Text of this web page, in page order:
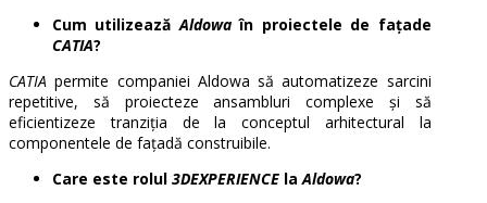
Cum utilizeazăAldowaîn proiectele de fațade
CATIA?
CATIA permite companiei Aldowa să automatizeze sarcini
repetitive, să proiecteze ansambluri complexe și să
eficientizeze tranziția de la conceptul arhitectural la
componentele de fațadă construibile.
Care este rolul 3DEXPERIENCE laAldowa?